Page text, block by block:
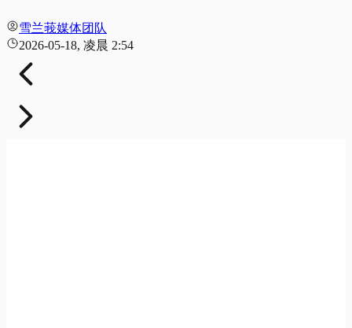
雪兰莪媒体团队
2026-05-18, 凌晨 2:54